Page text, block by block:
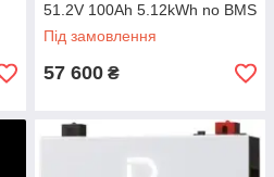
51.2V 100Ah 5.12kWh no BMS
(BOS-GPRO)
Під замовлення
57 600 ₴